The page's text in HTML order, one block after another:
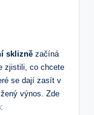
sklizně začíná
zjistili, co chcete
se dají zasít v
výnos. Zde